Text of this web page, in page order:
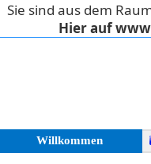
Sie sind aus dem
Hier auf
Willkommen